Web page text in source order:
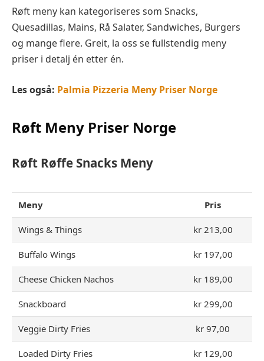
Røft meny kan kategoriseres som Snacks,
Quesadillas, Mains, Rå Salater, Sandwiches, Burgers
og mange flere. Greit, la oss se fullstendig meny
priser i detalj én etter én.
Les også: Palmia Pizzeria Meny Priser Norge
Røft Meny Priser Norge
Røft Røffe Snacks Meny
Meny Pris
Wings & Things kr 213,00
Buffalo Wings kr 197,00
Cheese Chicken Nachos kr 189,00
Snackboard kr 299,00
Veggie Dirty Fries kr 97,00
Loaded Dirty Fries kr 129,00